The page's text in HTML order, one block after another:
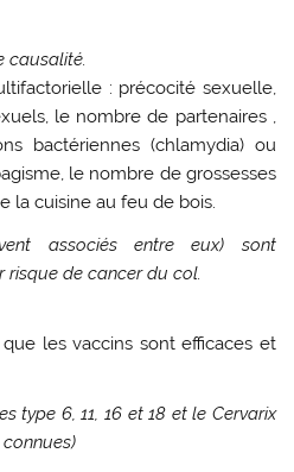
causalité.
: précocité sexuelle,
le nombre de partenaires ,
bactériennes (chlamydia) ou
le nombre de grossesses
cuisine au feu de bois.
associés entre eux) sont
risque de cancer du col.
les vaccins sont efficaces et
type 6, 11, 16 et 18 et le Cervarix